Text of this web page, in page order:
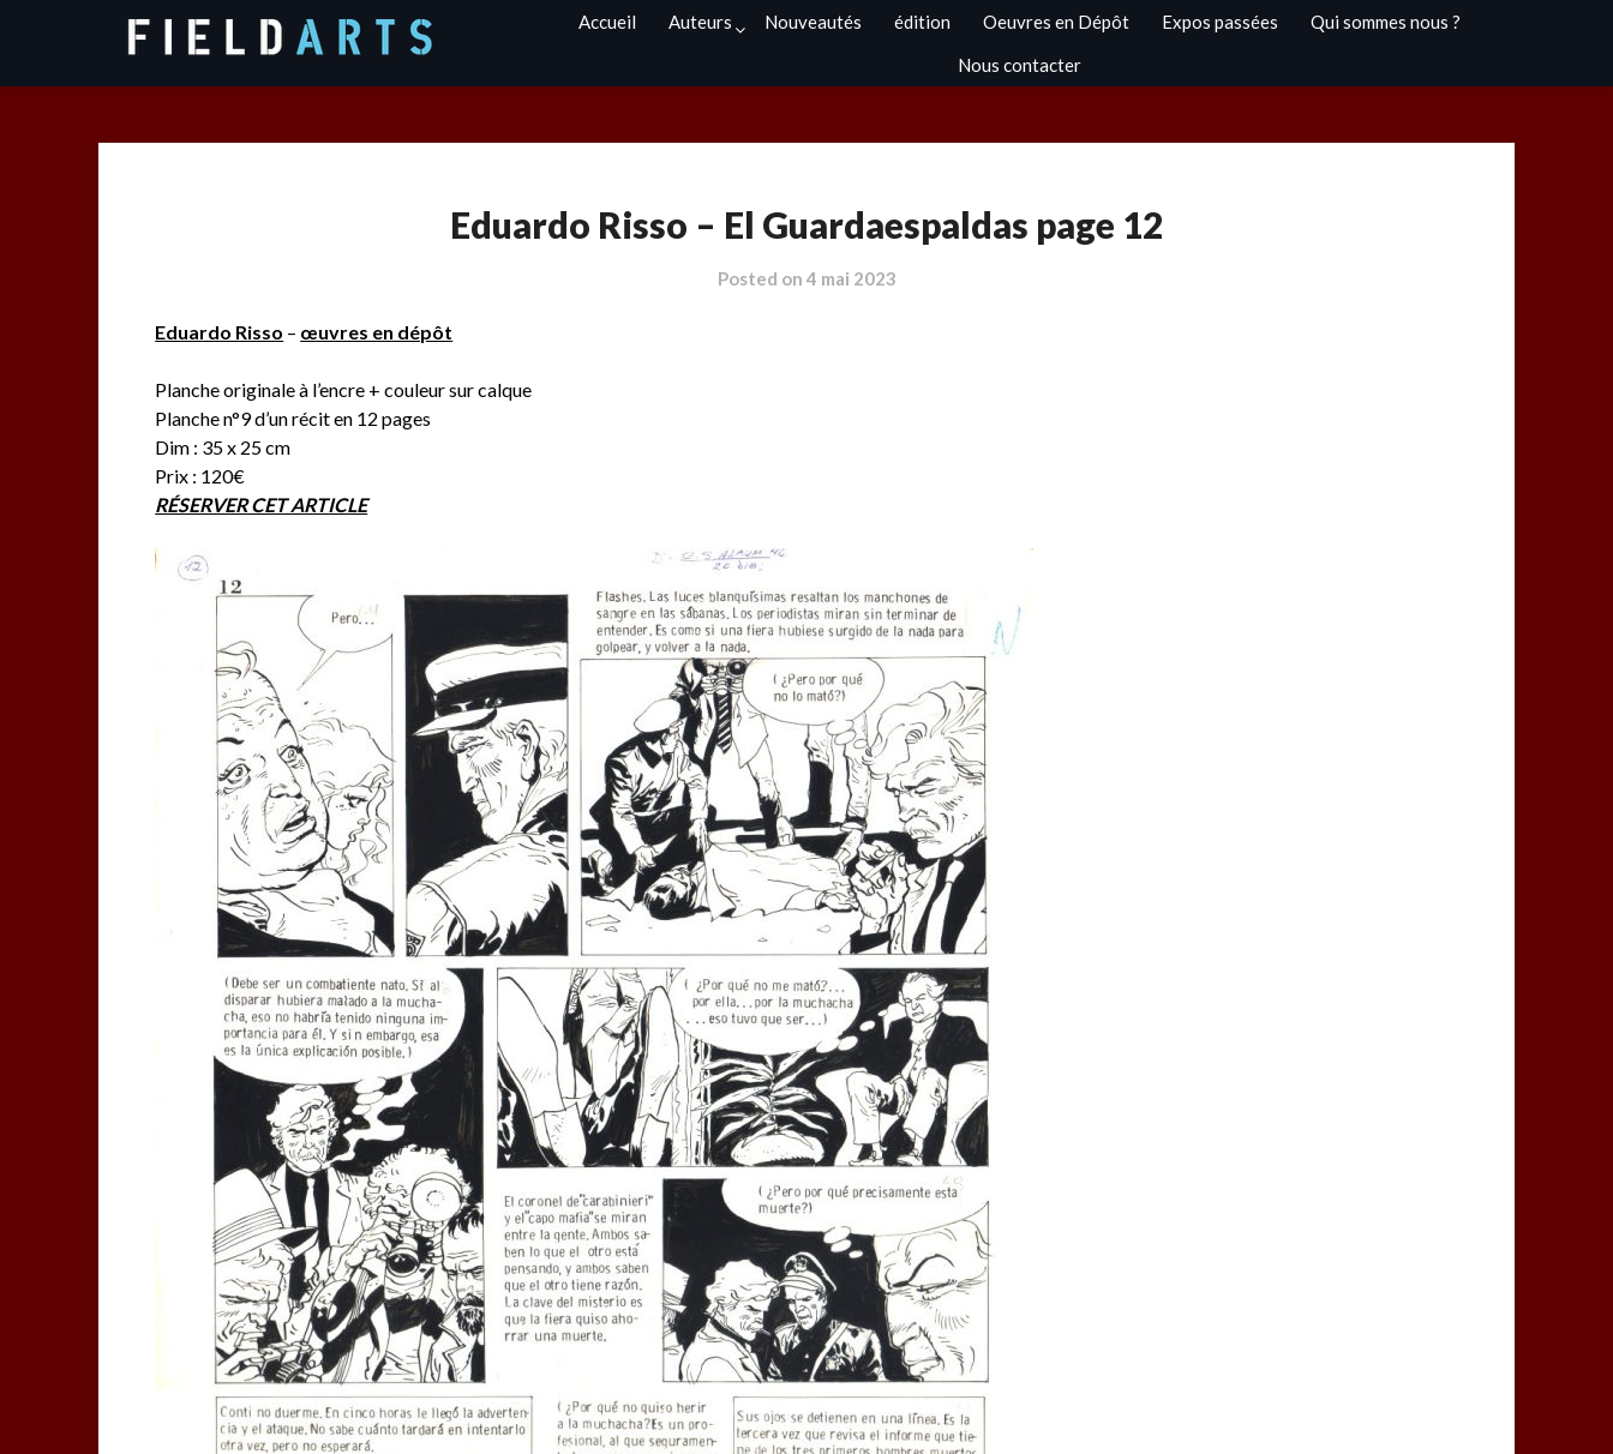
Accueil Auteurs Nouveautés édition Oeuvres en Dépôt Expos passées
Qui sommes nous ?
Nous contacter
Eduardo Risso – El Guardaespaldas page 12
Posted on 4 mai 2023
Eduardo Risso – œuvres en dépôt
Planche originale à l’encre + couleur sur calque
Planche n°9 d’un récit en 12 pages
Dim : 35 x 25 cm
Prix : 120€
RÉSERVER CET ARTICLE